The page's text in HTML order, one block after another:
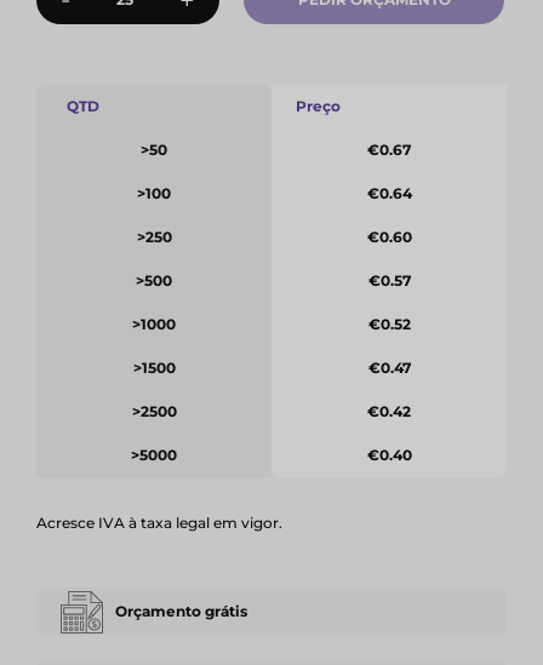
QTD
>50
>100
>250
>500
>1000
>1500
>2500
>5000
Preço
€0.67
€0.64
€0.60
€0.57
€0.52
€0.47
€0.42
€0.40
Acresce IVA à taxa legal em vigor.
Orçamento grátis